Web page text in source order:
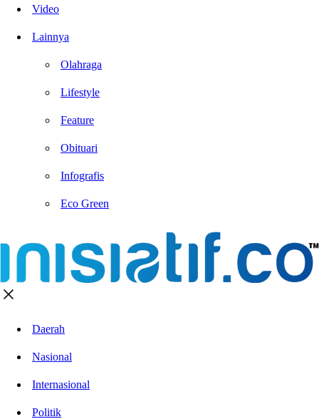
Video
Lainnya
Olahraga
Lifestyle
Feature
Obituari
Infografis
Eco Green
Daerah
Nasional
Internasional
Politik